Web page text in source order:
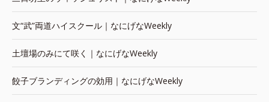
文“武”両道ハイスクール｜なにげなWeekly
土壇場のみにて咲く｜なにげなWeekly
餃子ブランディングの効用｜なにげなWeekly